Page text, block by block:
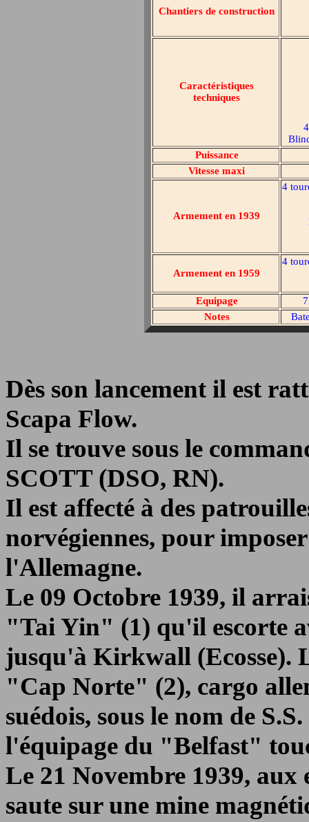
Chantiers de construction
Caractéristiques
techniques
Puissance
Vitesse maxi
Armement en 1939
4
Armement en 1959
4
Equipage
Notes
Dès son lancement il est
Scapa Flow.
Il se trouve sous le
SCOTT (DSO, RN).
Il est affecté à des
norvégiennes, pour
l'Allemagne.
Le 09 Octobre 1939, il
"Tai Yin" (1) qu'il escorte
jusqu'à Kirkwall (Ecosse).
"Cap Norte" (2), cargo
suédois, sous le nom de
l'équipage du "Belfast"
Le 21 Novembre 1939,
saute sur une mine